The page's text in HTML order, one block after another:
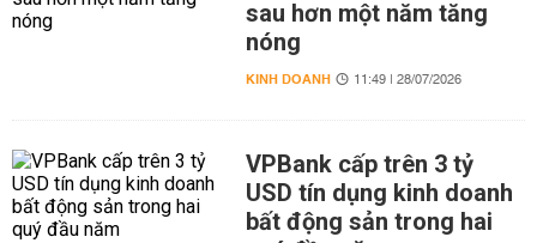
sau hơn một năm tăng
nóng
KINH DOANH 11:49 | 28/07/2026
VPBank cấp trên 3 tỷ
USD tín dụng kinh doanh
bất động sản trong hai